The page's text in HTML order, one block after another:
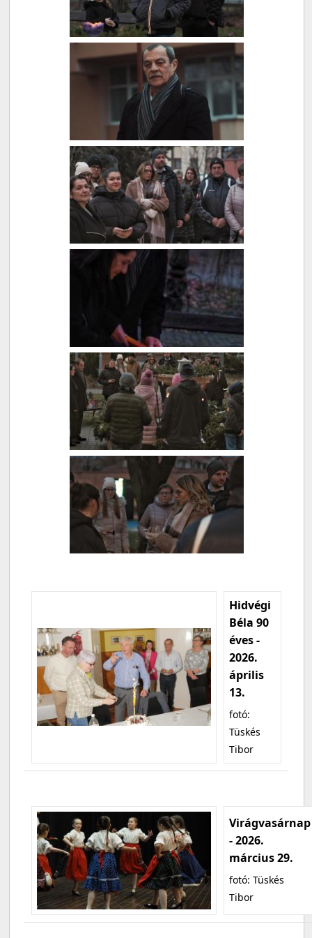
Hidvégi
Béla 90
éves -
2026.
április
13.
fotó:
Tüskés
Tibor
Virágvasárnap
- 2026.
március 29.
fotó: Tüskés
Tibor